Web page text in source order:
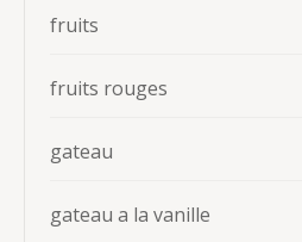
fruits
fruits rouges
gateau
gateau a la vanille